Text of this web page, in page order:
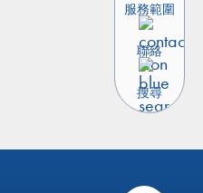
服務範圍
聯絡
搜尋